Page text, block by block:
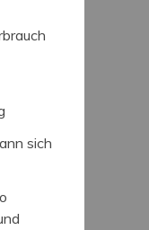
sich